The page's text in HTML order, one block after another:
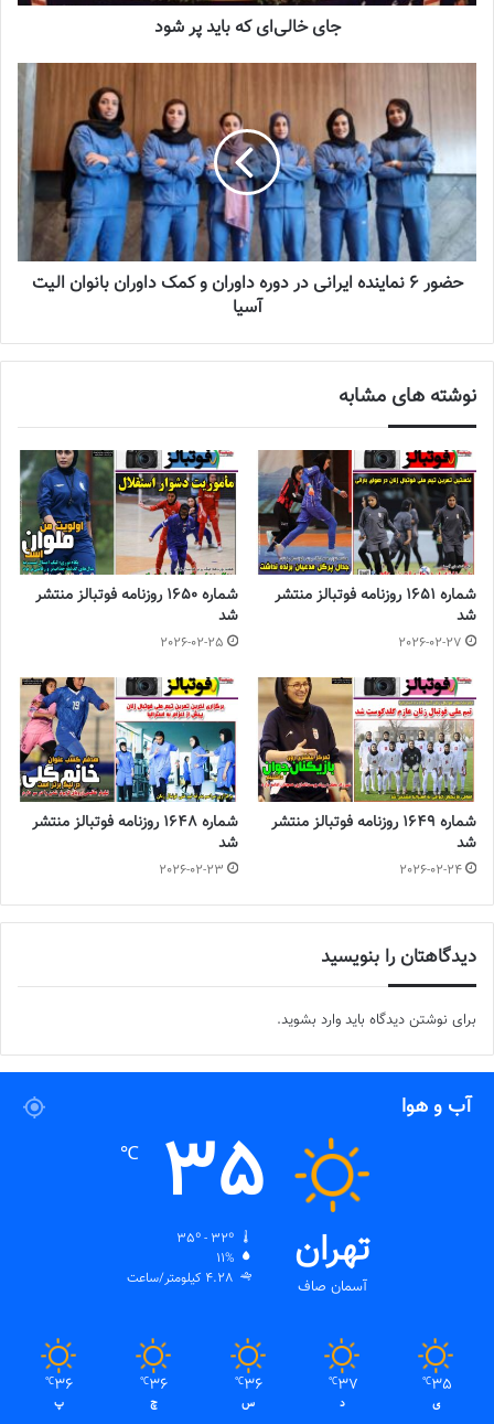
جای خالی‌ای که باید پر شود
حضور 6 نماینده ایرانی در دوره داوران و کمک داوران بانوان الیت
آسیا
نوشته های مشابه
شماره 1651 روزنامه فوتبالز منتشر
شد
2026-02-27
شماره 1650 روزنامه فوتبالز منتشر
شد
2026-02-25
شماره 1649 روزنامه فوتبالز منتشر
شد
2026-02-24
شماره 1648 روزنامه فوتبالز منتشر
شد
2026-02-23
دیدگاهتان را بنویسید
برای نوشتن دیدگاه باید وارد بشوید.
آب و هوا
تهران
آسمان صاف
35
℃
11%
4.28 کیلومتر/ساعت
35
℃
ی
37
℃
د
36
℃
س
36
℃
چ
36
℃
پ